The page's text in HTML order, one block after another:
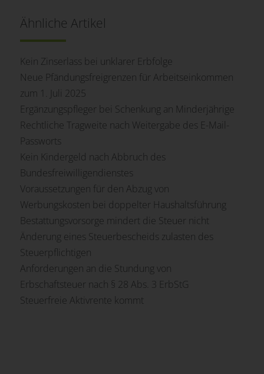
Ähnliche Artikel
Kein Zinserlass bei unklarer Erbfolge
Neue Pfändungsfreigrenzen für Arbeitseinkommen
zum 1. Juli 2025
Ergänzungspfleger bei Schenkung an Minderjährige
Rechtliche Tragweite nach Weitergabe des E-Mail-
Passworts
Kein Kindergeld nach Abbruch des
Bundesfreiwilligendienstes
Voraussetzungen für den Abzug von
Werbungskosten bei doppelter Haushaltsführung
Bestattungsvorsorge mindert die Steuer nicht
Änderung eines Steuerbescheids zulasten des
Steuerpflichtigen
Anforderungen an die Stundung von
Erbschaftsteuer nach § 28 Abs. 3 ErbStG
Steuerfreie Aktivrente kommt